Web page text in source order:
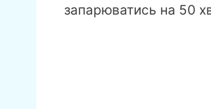
запарюватись на 50